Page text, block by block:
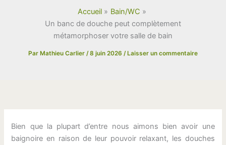
Accueil
Bain/WC
Un banc de douche peut complètement
métamorphoser votre salle de bain
Par Mathieu Carlier /8 juin 2026 /Laisser un commentaire
Bien que la plupart d’entre nous aimons bien avoir une
baignoire en raison de leur pouvoir relaxant, les douches